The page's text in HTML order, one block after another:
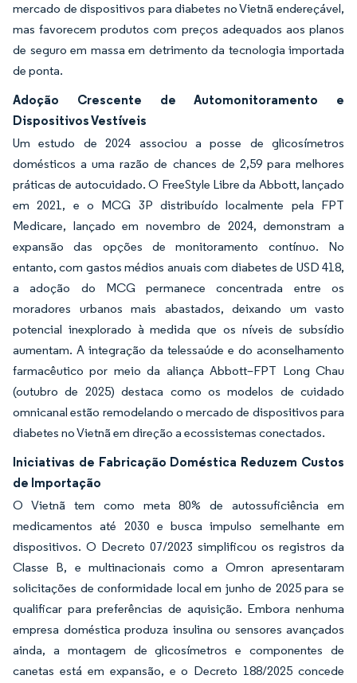
mercado de dispositivos para diabetes no Vietnã endereçável,
mas favorecem produtos com preços adequados aos planos
de seguro em massa em detrimento da tecnologia importada
de ponta.
Adoção Crescente de Automonitoramento e
Dispositivos Vestíveis
Um estudo de 2024 associou a posse de glicosímetros
domésticos a uma razão de chances de 2,59 para melhores
práticas de autocuidado. O FreeStyle Libre da Abbott, lançado
em 2021, e o MCG 3P distribuído localmente pela FPT
Medicare, lançado em novembro de 2024, demonstram a
expansão das opções de monitoramento contínuo. No
entanto, com gastos médios anuais com diabetes de USD 418,
a adoção do MCG permanece concentrada entre os
moradores urbanos mais abastados, deixando um vasto
potencial inexplorado à medida que os níveis de subsídio
aumentam. A integração da telessaúde e do aconselhamento
farmacêutico por meio da aliança Abbott–FPT Long Chau
(outubro de 2025) destaca como os modelos de cuidado
omnicanal estão remodelando o mercado de dispositivos para
diabetes no Vietnã em direção a ecossistemas conectados.
Iniciativas de Fabricação Doméstica Reduzem Custos
de Importação
O Vietnã tem como meta 80% de autossuficiência em
medicamentos até 2030 e busca impulso semelhante em
dispositivos. O Decreto 07/2023 simplificou os registros da
Classe B, e multinacionais como a Omron apresentaram
solicitações de conformidade local em junho de 2025 para se
qualificar para preferências de aquisição. Embora nenhuma
empresa doméstica produza insulina ou sensores avançados
ainda, a montagem de glicosímetros e componentes de
canetas está em expansão, e o Decreto 188/2025 concede